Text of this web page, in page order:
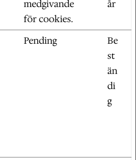
medgivande
för cookies.
år
Pending
Be
st
än
di
g